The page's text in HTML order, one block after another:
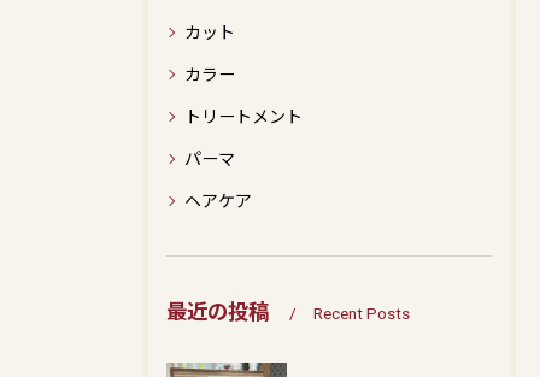
カット
カラー
トリートメント
パーマ
ヘアケア
最近の投稿 Recent Posts